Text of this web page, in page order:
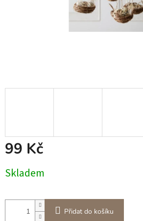
99 Kč
cena:
Skladem
Přidat do košíku